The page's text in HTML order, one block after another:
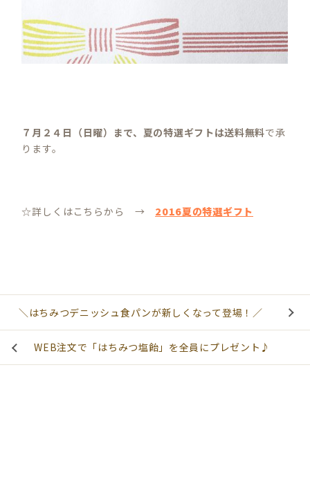
７月２４日（日曜）まで、夏の特選ギフトは送料無料で承
ります。
☆詳しくはこちらから → 2016夏の特選ギフト
＼はちみつデニッシュ食パンが新しくなって登場！／
WEB注文で「はちみつ塩飴」を全員にプレゼント♪